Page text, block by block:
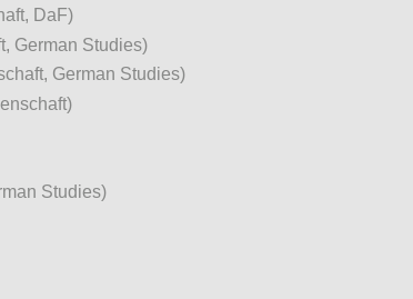
DaF)
German Studies)
German Studies)
Studies)